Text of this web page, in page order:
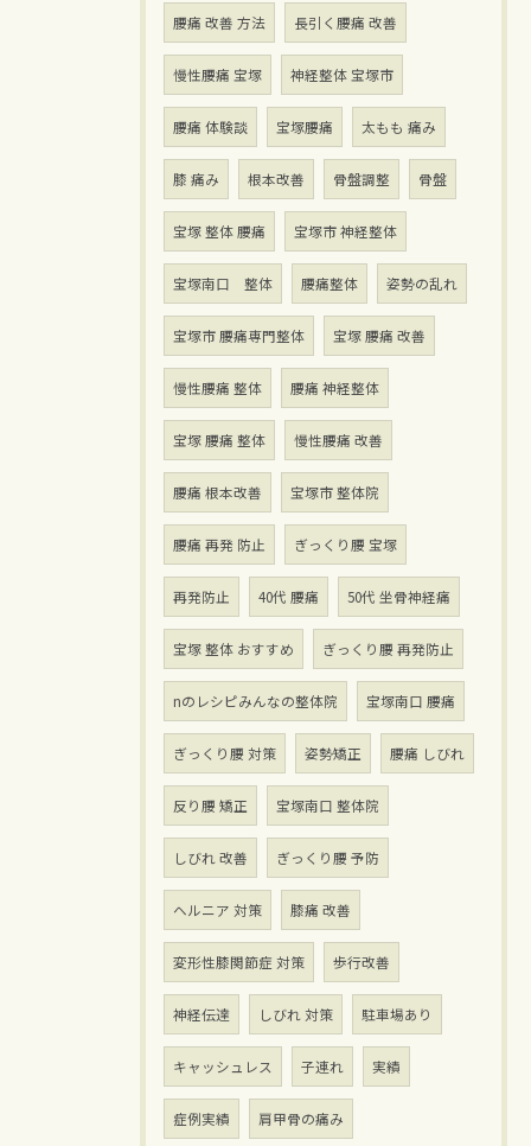
腰痛 改善 方法 長引く腰痛 改善
慢性腰痛 宝塚 神経整体 宝塚市
腰痛 体験談 宝塚腰痛 太もも 痛み
膝 痛み 根本改善 骨盤調整 骨盤
宝塚 整体 腰痛 宝塚市 神経整体
宝塚南口 整体 腰痛整体 姿勢の乱れ
宝塚市 腰痛専門整体 宝塚 腰痛 改善
慢性腰痛 整体 腰痛 神経整体
宝塚 腰痛 整体 慢性腰痛 改善
腰痛 根本改善 宝塚市 整体院
腰痛 再発 防止 ぎっくり腰 宝塚
再発防止 40代 腰痛 50代 坐骨神経痛
宝塚 整体 おすすめ ぎっくり腰 再発防止
nのレシピみんなの整体院 宝塚南口 腰痛
ぎっくり腰 対策 姿勢矯正 腰痛 しびれ
反り腰 矯正 宝塚南口 整体院
しびれ 改善 ぎっくり腰 予防
ヘルニア 対策 膝痛 改善
変形性膝関節症 対策 歩行改善
神経伝達 しびれ 対策 駐車場あり
キャッシュレス 子連れ 実績
症例実績 肩甲骨の痛み